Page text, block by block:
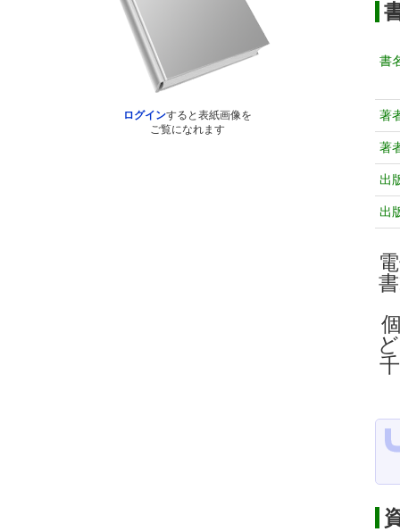
ログインすると表紙画像を
ご覧になれます
書
著
著
出
出